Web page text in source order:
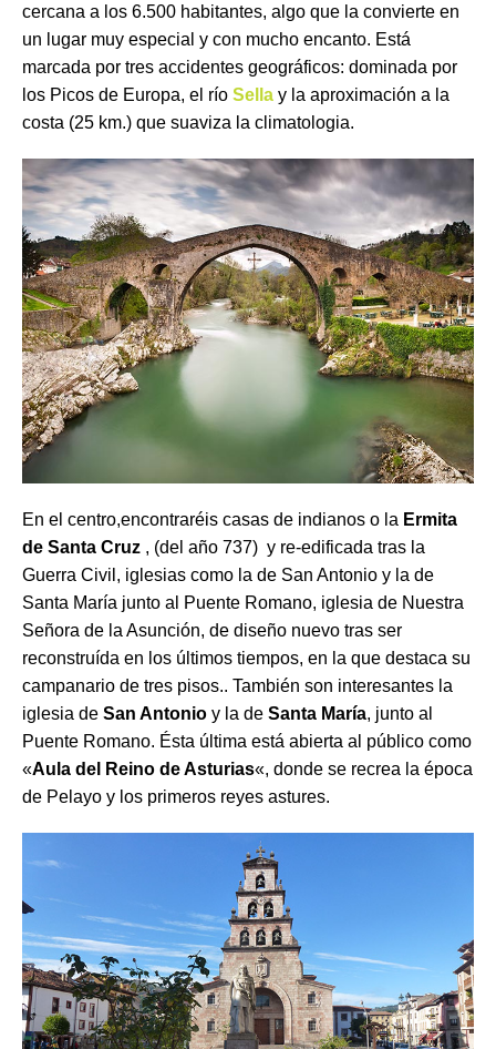
cercana a los 6.500 habitantes, algo que la convierte en
un lugar muy especial y con mucho encanto. Está
marcada por tres accidentes geográficos: dominada por
los Picos de Europa, el río Sella y la aproximación a la
costa (25 km.) que suaviza la climatologia.
En el centro,encontraréis casas de indianos o la Ermita
de Santa Cruz , (del año 737) y re-edificada tras la
Guerra Civil, iglesias como la de San Antonio y la de
Santa María junto al Puente Romano, iglesia de Nuestra
Señora de la Asunción, de diseño nuevo tras ser
reconstruída en los últimos tiempos, en la que destaca su
campanario de tres pisos.. También son interesantes la
iglesia de San Antonio y la de Santa María, junto al
Puente Romano. Ésta última está abierta al público como
«Aula del Reino de Asturias«, donde se recrea la época
de Pelayo y los primeros reyes astures.